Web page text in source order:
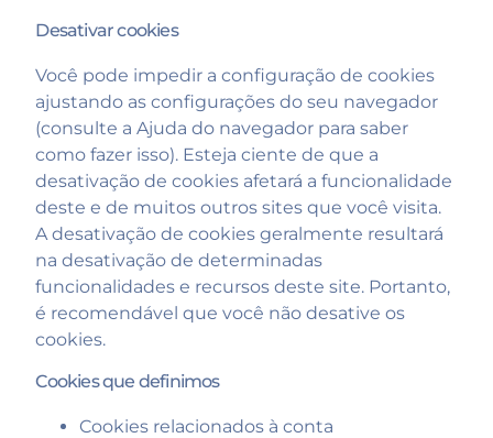
Desativar cookies
Você pode impedir a configuração de cookies
ajustando as configurações do seu navegador
(consulte a Ajuda do navegador para saber
como fazer isso). Esteja ciente de que a
desativação de cookies afetará a funcionalidade
deste e de muitos outros sites que você visita.
A desativação de cookies geralmente resultará
na desativação de determinadas
funcionalidades e recursos deste site. Portanto,
é recomendável que você não desative os
cookies.
Cookies que definimos
Cookies relacionados à conta